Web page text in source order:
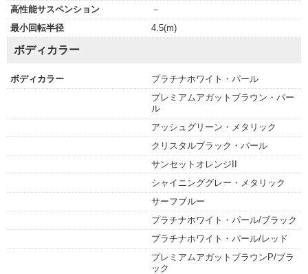
高性能サスペンション
－
最小回転半径
4.5(m)
ボディカラー
ボディカラー
プラチナホワイト・パール
プレミアムアガットブラウン・パー
ル
アッシュグリーン・メタリック
クリスタルブラック・パール
サンセットオレンジII
シャイニンググレー・メタリック
サーフブルー
プラチナホワイト・パール/ブラック
プラチナホワイト・パール/レッド
プレミアムアガットブラウンP/ブラ
ック